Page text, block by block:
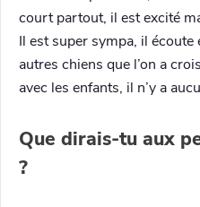
court partout, il est excité
Il est super sympa, il écoute
autres chiens que l’on a
avec les enfants, il n’y a
Que dirais-tu aux
?